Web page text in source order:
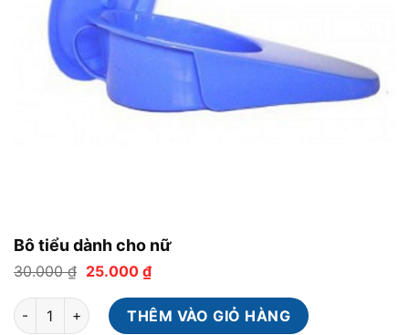
Bô tiểu dành cho nữ
30.000₫ Giá
là:
30.000 ₫.
25.000 ₫Giá
hiện
tại
là:
Bô tiểu dành cho nữ số lượngTHÊM VÀO GIỎ HÀNG